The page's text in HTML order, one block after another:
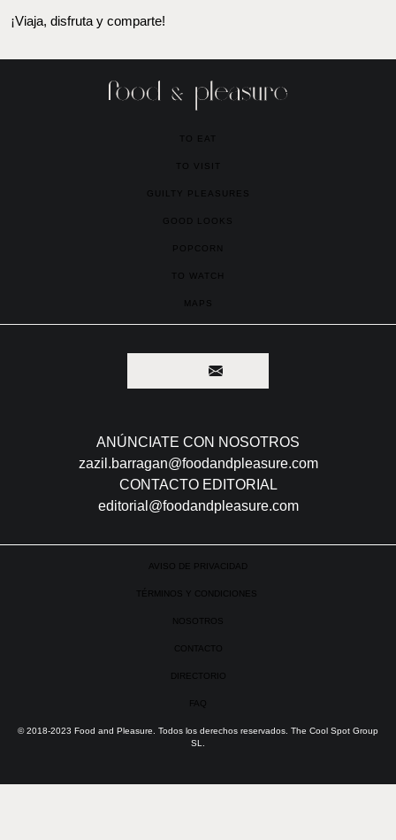
TO EAT
TO VISIT
GUILTY PLEASURES
GOOD LOOKS
POPCORN
TO WATCH
MAPS
ANÚNCIATE CON NOSOTROS
editorial@foodandpleasure.com
AVISO DE PRIVACIDAD
NOSOTROS
CONTACTO
DIRECTORIO
FAQ
© 2018-2023 Food and Pleasure. Todos los derechos reservados. The Cool Spot Group SL.